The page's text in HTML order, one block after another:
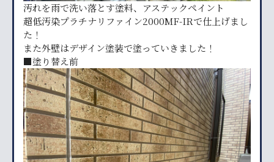
汚れを雨で洗い落とす塗料、アステックペイント
超低汚染プラチナリファイン2000MF-IRで仕上げまし
た！
また外壁はデザイン塗装で塗っていきました！
■塗り替え前